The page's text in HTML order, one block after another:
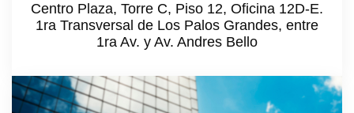
Centro Plaza, Torre C, Piso 12, Oficina 12D-E.
1ra Transversal de Los Palos Grandes, entre
1ra Av. y Av. Andres Bello